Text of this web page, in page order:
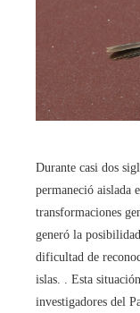
Durante casi dos
permaneció aislada
transformaciones
generó la
dificultad de
islas. . Esta
investigadores del